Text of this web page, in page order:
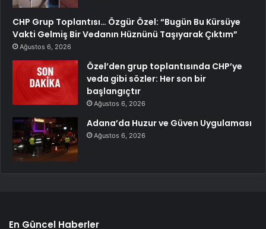
CHP Grup Toplantısı… Özgür Özel: “Bugün Bu Kürsüye
Vakti Gelmiş Bir Vedanın Hüznünü Taşıyarak Çıktım”
Ağustos 6, 2026
Özel’den grup toplantısında CHP’ye
veda gibi sözler: Her son bir
başlangıçtır
Ağustos 6, 2026
Adana’da Huzur ve Güven Uygulaması
Ağustos 6, 2026
En Güncel Haberler